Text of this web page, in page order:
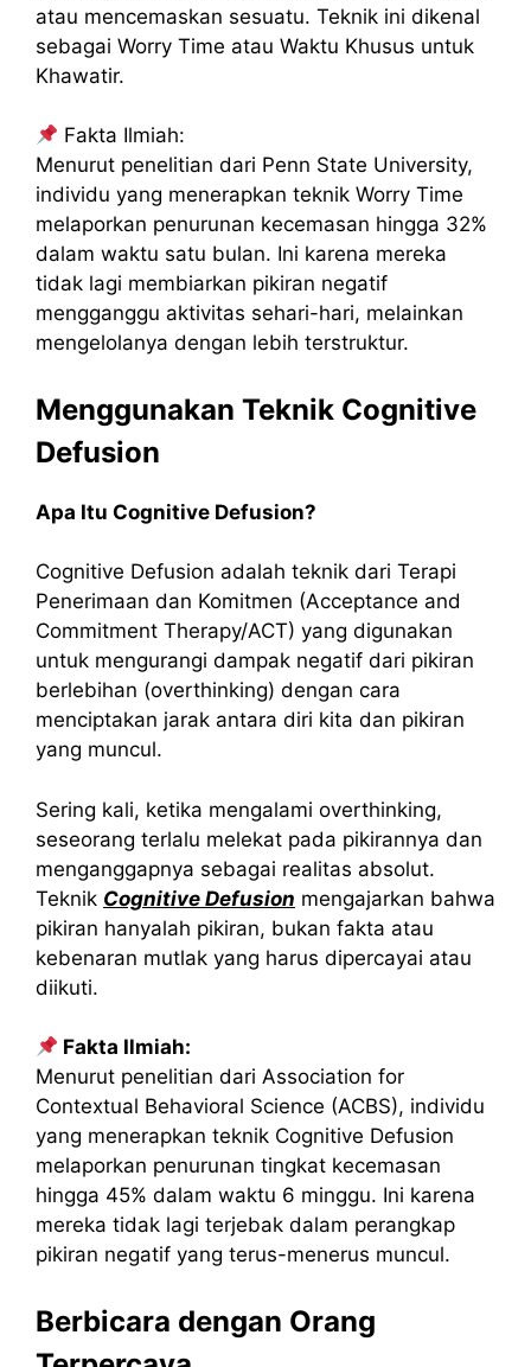
atau mencemaskan sesuatu. Teknik ini dikenal
sebagai Worry Time atau Waktu Khusus untuk
Khawatir.
Fakta Ilmiah:
Menurut penelitian dari Penn State University,
individu yang menerapkan teknik Worry Time
melaporkan penurunan kecemasan hingga 32%
dalam waktu satu bulan. Ini karena mereka
tidak lagi membiarkan pikiran negatif
mengganggu aktivitas sehari-hari, melainkan
mengelolanya dengan lebih terstruktur.
Menggunakan Teknik Cognitive
Defusion
Apa Itu Cognitive Defusion?
Cognitive Defusion adalah teknik dari Terapi
Penerimaan dan Komitmen (Acceptance and
Commitment Therapy/ACT) yang digunakan
untuk mengurangi dampak negatif dari pikiran
berlebihan (overthinking) dengan cara
menciptakan jarak antara diri kita dan pikiran
yang muncul.
Sering kali, ketika mengalami overthinking,
seseorang terlalu melekat pada pikirannya dan
menganggapnya sebagai realitas absolut.
Teknik Cognitive Defusion mengajarkan bahwa
pikiran hanyalah pikiran, bukan fakta atau
kebenaran mutlak yang harus dipercayai atau
diikuti.
Fakta Ilmiah:
Menurut penelitian dari Association for
Contextual Behavioral Science (ACBS), individu
yang menerapkan teknik Cognitive Defusion
melaporkan penurunan tingkat kecemasan
hingga 45% dalam waktu 6 minggu. Ini karena
mereka tidak lagi terjebak dalam perangkap
pikiran negatif yang terus-menerus muncul.
Berbicara dengan Orang